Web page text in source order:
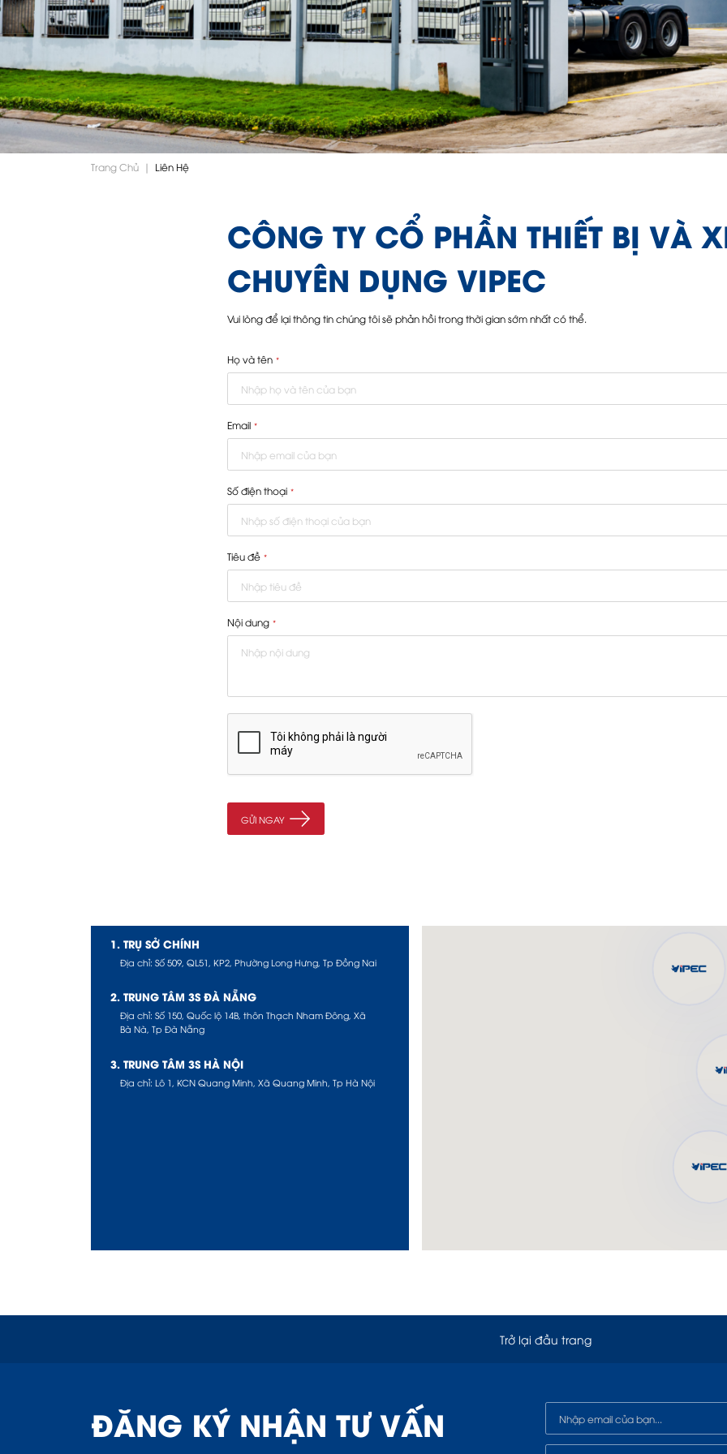
Trang Chủ | Liên Hệ
CÔNG TY CỔ PHẦN THIẾT BỊ VÀ
CHUYÊN DỤNG VIPEC
Vui lòng để lại thông tin chúng tôi sẽ phản hồi trong thời gian sớm nhất có thể.
Họ và tên *
Email *
Số điện thoại *
Tiêu đề *
Nội dung *
1. TRỤ SỞ CHÍNH
Địa chỉ: Số 509, QL51, KP2, Phường Long Hưng, Tp Đồng Nai
2. TRUNG TÂM 3S ĐÀ NẴNG
Địa chỉ: Số 150, Quốc lộ 14B, thôn Thạch Nham Đông, Xã
Bà Nà, Tp Đà Nẵng
3. TRUNG TÂM 3S HÀ NỘI
Địa chỉ: Lô 1, KCN Quang Minh, Xã Quang Minh, Tp Hà Nội
Trở lại đầu trang
ĐĂNG KÝ NHẬN TƯ VẤN